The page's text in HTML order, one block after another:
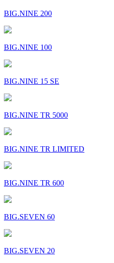
BIG.NINE 200
BIG.NINE 100
BIG.NINE 15 SE
BIG.NINE TR 5000
BIG.NINE TR LIMITED
BIG.NINE TR 600
BIG.SEVEN 60
BIG.SEVEN 20